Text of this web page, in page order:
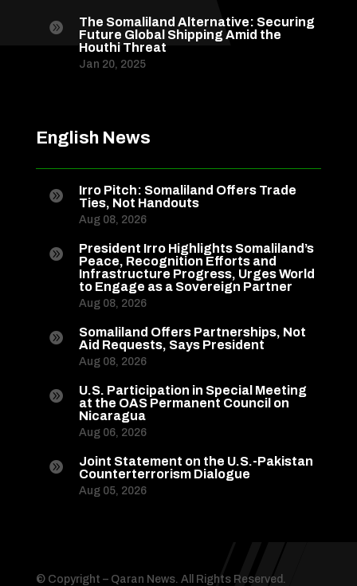

The Somaliland Alternative: Securing
Future Global Shipping Amid the
Houthi Threat
Jan 20, 2025
English News

Irro Pitch: Somaliland Offers Trade
Ties, Not Handouts
Aug 08, 2026

President Irro Highlights Somaliland’s
Peace, Recognition Efforts and
Infrastructure Progress, Urges World
to Engage as a Sovereign Partner
Aug 08, 2026

Somaliland Offers Partnerships, Not
Aid Requests, Says President
Aug 08, 2026

U.S. Participation in Special Meeting
at the OAS Permanent Council on
Nicaragua
Aug 06, 2026

Joint Statement on the U.S.-Pakistan
Counterterrorism Dialogue
Aug 05, 2026
© Copyright – Qaran News. All Rights Reserved.